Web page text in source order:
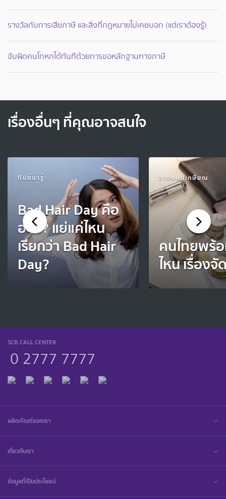
รางวัลกับการเสียภาษี และสิ่งที่กฎหมายไม่เคยบอก (แต่เราต้องรู้)
จับผิดคนโกหกได้ทันทีด้วยการขอหลักฐานทางภาษี
เรื่องอื่นๆ ที่คุณอาจสนใจ
ทิปส์น่ารู้
Bad Hair Day คือ
อะไร? แย่แค่ไหน
เรียกว่า Bad Hair
Day?
วางแผนเกษียณ
คนไทยพร้
ไหน เรื่องจั
SCB CALL CENTER
0 2777 7777
ผลิตภัณฑ์ของเรา
เกี่ยวกับเรา
ข้อมูลที่เป็นประโยชน์